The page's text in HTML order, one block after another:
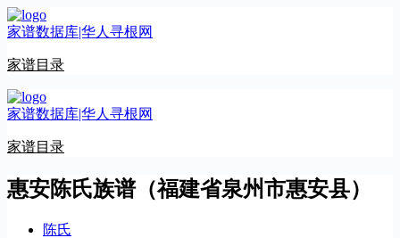
跳
至
容
家谱数据库|华人寻根网
家谱目录
家谱数据库|华人寻根网
家谱目录
惠安陈氏族谱（福建省泉州市惠安县）
陈氏